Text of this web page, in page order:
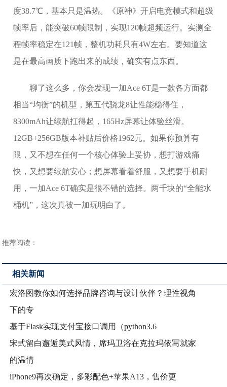
度38.7℃，基本只是温热。《原神》开启电竞模式和超级
帧率后，能突破60帧限制，实现120帧超频运行。实测全
程帧率稳定在121帧，整机功耗只有4W左右。要知道这
是在最高画质下跑出来的成绩，确实有点东西。
聊了这么多，你会发现一加Ace 6T是一款各方面都
相当“均衡”的机型，第五代骁龙8让性能稳得住，
8300mAh让续航扛得起，165Hz屏幕让体验丝滑。
12GB+256GB版本补贴后价格1962元。如果你预算有
限，又不想在任何一个核心体验上妥协，想打游戏痛
快，又想要续航安心；想屏幕看着舒服，又想要手机耐
用，一加Ace 6T确实是很不错的选择。两千块的“全能水
桶机”，这次真被一加玩明白了。
推荐阅读：
相关新闻
宏洛图教你如何选择品牌咨询与设计伙伴？理性视角
下的专
基于Flask实现支付宝接口调用（python3.6
宋式留白邂逅美式风情，席玛卫浴在克拉玛依写就家
的温情
iPhone9再次确定，多彩配色+苹果A13，售价更